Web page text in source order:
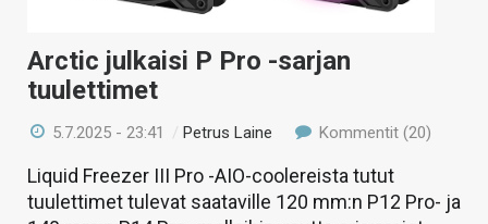
HAKU
Arctic julkaisi P Pro -sarjan
tuulettimet
5.7.2025 - 23:41 /Petrus Laine Kommentit (20)
Liquid Freezer III Pro -AIO-coolereista tutut
tuulettimet tulevat saataville 120 mm:n P12 Pro- ja